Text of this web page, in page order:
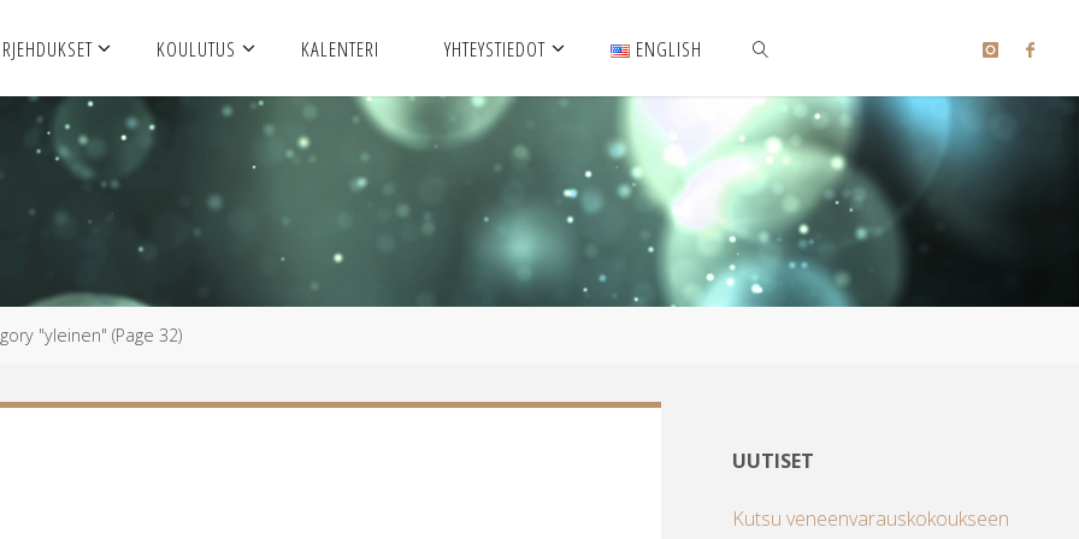
KOULUTUS KALENTERI YHTEYSTIEDOT ENGLISH
SEARCH
"yleinen" (Page 32)
UUTISET
Kutsu veneenvarauskokoukseen